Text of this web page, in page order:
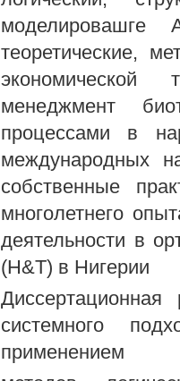
теоретические,
экономической
менеджмент
процессами в
международных
собственные
многолетнего
деятельности в
(Н&Т) в Нигерии
системного
применением